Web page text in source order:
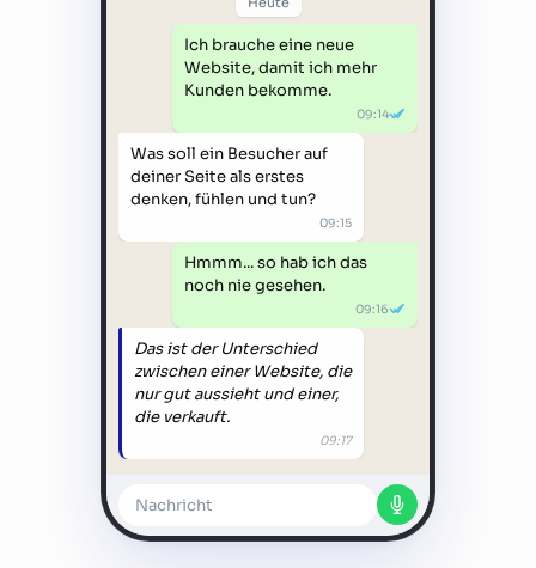
Ich brauche eine neue
Website, damit ich mehr
Kunden bekomme.
09:14
Was soll ein Besucher auf
deiner Seite als erstes
denken, fühlen und tun?
09:15
Hmmm... so hab ich das
noch nie gesehen.
09:16
Das ist der Unterschied
zwischen einer Website, die
nur gut aussieht und einer,
die verkauft.
09:17
Nachricht